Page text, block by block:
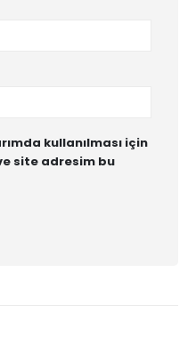
kullanılması için
site adresim bu